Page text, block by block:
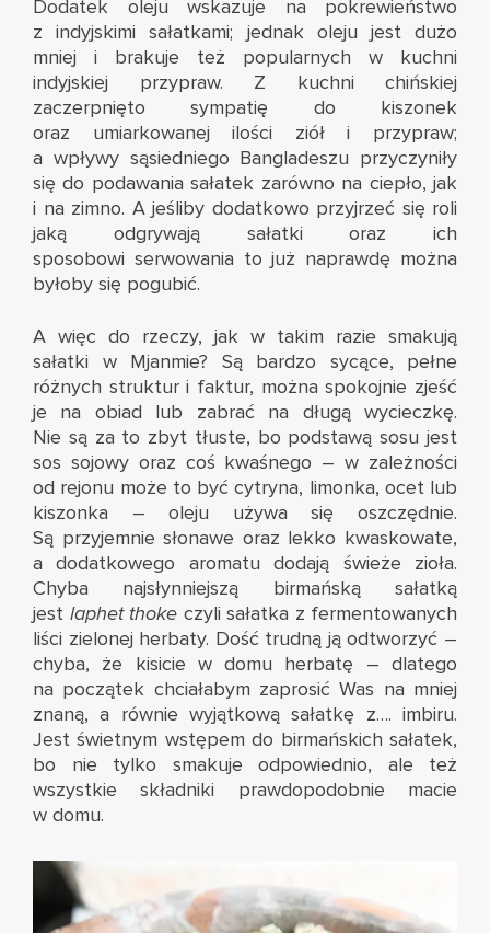
Dodatek oleju wskazuje na pokrewieństwo
z indyjskimi sałatkami; jednak oleju jest dużo
mniej i brakuje też popularnych w kuchni
indyjskiej przypraw. Z kuchni chińskiej
zaczerpnięto sympatię do kiszonek
oraz umiarkowanej ilości ziół i przypraw;
a wpływy sąsiedniego Bangladeszu przyczyniły
się do podawania sałatek zarówno na ciepło, jak
i na zimno. A jeśliby dodatkowo przyjrzeć się roli
jaką odgrywają sałatki oraz ich
sposobowi serwowania to już naprawdę można
byłoby się pogubić.
A więc do rzeczy, jak w takim razie smakują
sałatki w Mjanmie? Są bardzo sycące, pełne
różnych struktur i faktur, można spokojnie zjeść
je na obiad lub zabrać na długą wycieczkę.
Nie są za to zbyt tłuste, bo podstawą sosu jest
sos sojowy oraz coś kwaśnego – w zależności
od rejonu może to być cytryna, limonka, ocet lub
kiszonka – oleju używa się oszczędnie.
Są przyjemnie słonawe oraz lekko kwaskowate,
a dodatkowego aromatu dodają świeże zioła.
Chyba najsłynniejszą birmańską sałatką
jest laphet thoke czyli sałatka z fermentowanych
liści zielonej herbaty. Dość trudną ją odtworzyć –
chyba, że kisicie w domu herbatę – dlatego
na początek chciałabym zaprosić Was na mniej
znaną, a równie wyjątkową sałatkę z…. imbiru.
Jest świetnym wstępem do birmańskich sałatek,
bo nie tylko smakuje odpowiednio, ale też
wszystkie składniki prawdopodobnie macie
w domu.